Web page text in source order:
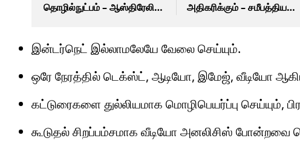
தொழில்நுட்பம் – ஆஸ்திரேலிய
அதிகரிக்கும் – சமீபத்திய
இன்டர்நெட் இல்லாமலேயே வேலை செய்யும்.
ஒரே நேரத்தில் டெக்ஸ்ட், ஆடியோ, இமேஜ், வீடியோ
கட்டுரைகளை துல்லியமாக மொழிபெயர்ப்பு செய்யும்,
கூடுதல் சிறப்பம்சமாக வீடியோ அனலிசிஸ்